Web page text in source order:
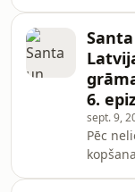
To jūs
sarunu.
Biezā
6.
sept. 9,
Pēc